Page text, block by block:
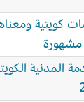
مشهورة
المدنية